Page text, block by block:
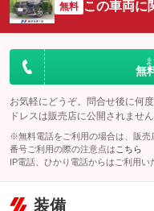
無料 この車両に
無
お気軽にどうぞ。問合せ後に何
ドレスは販売店に公開されません
※無料電話をご利用の場合は、販売
番号ご利用の際の注意点は こちら
IP電話、ひかり電話からはご利用い
装備